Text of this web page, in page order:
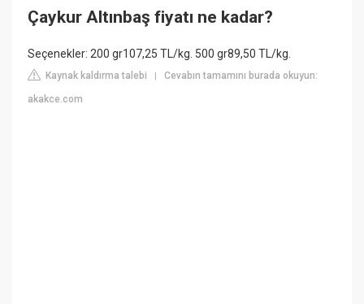
Çaykur Altınbaş fiyatı ne kadar?
Seçenekler: 200 gr107,25 TL/kg. 500 gr89,50 TL/kg.
Kaynak kaldırma talebi |Cevabın tamamını burada okuyun:
akakce.com